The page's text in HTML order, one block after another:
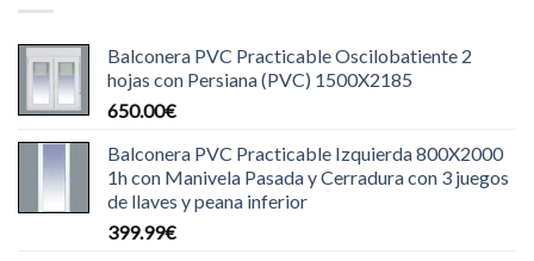
Balconera PVC Practicable Oscilobatiente 2
hojas con Persiana (PVC) 1500X2185
650.00€
Balconera PVC Practicable Izquierda 800X2000
1h con Manivela Pasada y Cerradura con 3 juegos
de llaves y peana inferior
399.99€